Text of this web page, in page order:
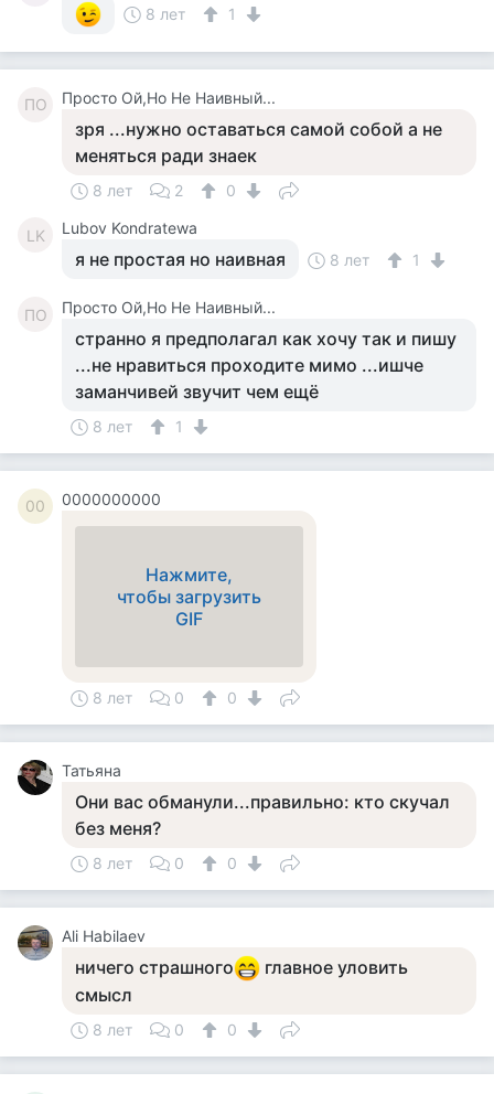
8 лет 1
ПО Просто Ой,Но Не Наивный...
зря ...нужно оставаться самой собой а не
меняться ради знаек
8 лет 2 0
LK Lubov Kondratewa
я не простая но наивная 8 лет 1
ПО Просто Ой,Но Не Наивный...
странно я предполагал как хочу так и пишу
...не нравиться проходите мимо ...ишче
заманчивей звучит чем ещё
8 лет 1
00 0000000000
Нажмите,
чтобы загрузить
GIF
8 лет 0 0
Татьяна
Они вас обманули...правильно: кто скучал
без меня?
8 лет 0 0
Ali Habilaev
ничего страшного
главное уловить
смысл
8 лет 0 0